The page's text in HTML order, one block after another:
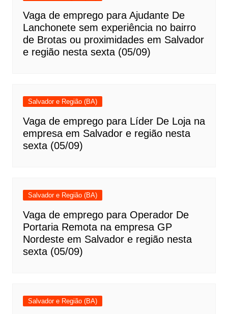
Vaga de emprego para Ajudante De
Lanchonete sem experiência no bairro
de Brotas ou proximidades em Salvador
e região nesta sexta (05/09)
Salvador e Região (BA)
Vaga de emprego para Líder De Loja na
empresa em Salvador e região nesta
sexta (05/09)
Salvador e Região (BA)
Vaga de emprego para Operador De
Portaria Remota na empresa GP
Nordeste em Salvador e região nesta
sexta (05/09)
Salvador e Região (BA)